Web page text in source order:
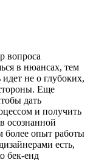
вопроса
в нюансах, тем
не о глубоких,
Еще
дать
и получить
осознанной
более опыт работы
есть,
бек-енд